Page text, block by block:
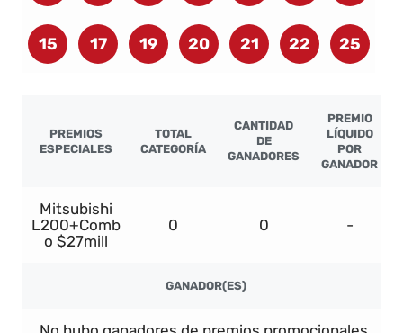
15 17 19 20 21 22 25
PREMIOS
ESPECIALES
TOTAL
CATEGORÍA
CANTIDAD
DE
GANADORES
PREMIO
LÍQUIDO
POR
GANADOR
Mitsubishi
L200+Comb
o $27mill
0 0 -
GANADOR(ES)